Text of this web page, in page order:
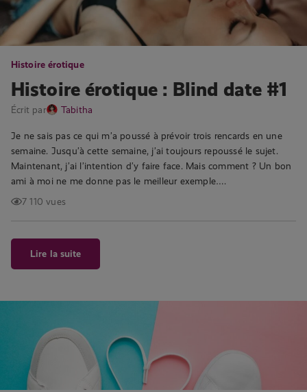
Histoire érotique
Histoire érotique : Blind date #1
Écrit par Tabitha
Je ne sais pas ce qui m’a poussé à prévoir trois rencards en une
semaine. Jusqu’à cette semaine, j’ai toujours repoussé le sujet.
Maintenant, j’ai l’intention d’y faire face. Mais comment ? Un bon
ami à moi ne me donne pas le meilleur exemple….
7 110 vues
Lire la suite